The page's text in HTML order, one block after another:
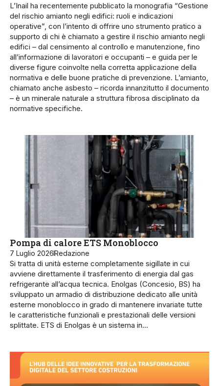
L’Inail ha recentemente pubblicato la monografia “Gestione
del rischio amianto negli edifici: ruoli e indicazioni
operative”, con l’intento di offrire uno strumento pratico a
supporto di chi è chiamato a gestire il rischio amianto negli
edifici – dal censimento al controllo e manutenzione, fino
all’informazione di lavoratori e occupanti – e guida per le
diverse figure coinvolte nella corretta applicazione della
normativa e delle buone pratiche di prevenzione. L’amianto,
chiamato anche asbesto – ricorda innanzitutto il documento
– è un minerale naturale a struttura fibrosa disciplinato da
normative specifiche.
Pompa di calore ETS Monoblocco
7 Luglio 2026Redazione
Si tratta di unità esterne completamente sigillate in cui
avviene direttamente il trasferimento di energia dal gas
refrigerante all’acqua tecnica. Enolgas (Concesio, BS) ha
sviluppato un armadio di distribuzione dedicato alle unità
esterne monoblocco in grado di mantenere invariate tutte
le caratteristiche funzionali e prestazionali delle versioni
splittate. ETS di Enolgas è un sistema in…